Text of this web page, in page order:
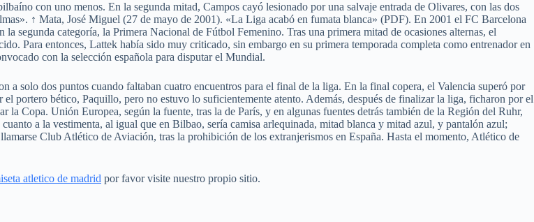
con uno menos. En la segunda mitad, Campos cayó lesionado por una salvaje entrada de Olivares, con las dos
↑ Mata, José Miguel (27 de mayo de 2001). «La Liga acabó en fumata blanca» (PDF). En 2001 el FC Barcelona
categoría, la Primera Nacional de Fútbol Femenino. Tras una primera mitad de ocasiones alternas, el
Para entonces, Lattek había sido muy criticado, sin embargo en su primera temporada completa como entrenador en
con la selección española para disputar el Mundial.
solo dos puntos cuando faltaban cuatro encuentros para el final de la liga. En la final copera, el Valencia superó por
portero bético, Paquillo, pero no estuvo lo suficientemente atento. Además, después de finalizar la liga, ficharon por el
Copa. Unión Europea, según la fuente, tras la de París, y en algunas fuentes detrás también de la Región del Ruhr,
a la vestimenta, al igual que en Bilbao, sería camisa arlequinada, mitad blanca y mitad azul, y pantalón azul;
Club Atlético de Aviación, tras la prohibición de los extranjerismos en España. Hasta el momento, Atlético de
atletico de madrid por favor visite nuestro propio sitio.